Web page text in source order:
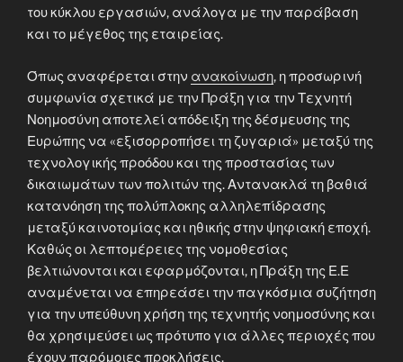
του κύκλου εργασιών, ανάλογα με την παράβαση
και το μέγεθος της εταιρείας.
Όπως αναφέρεται στην ανακοίνωση, η προσωρινή
συμφωνία σχετικά με την Πράξη για την Τεχνητή
Νοημοσύνη αποτελεί απόδειξη της δέσμευσης της
Ευρώπης να «εξισορροπήσει τη ζυγαριά» μεταξύ της
τεχνολογικής προόδου και της προστασίας των
δικαιωμάτων των πολιτών της. Αντανακλά τη βαθιά
κατανόηση της πολύπλοκης αλληλεπίδρασης
μεταξύ καινοτομίας και ηθικής στην ψηφιακή εποχή.
Καθώς οι λεπτομέρειες της νομοθεσίας
βελτιώνονται και εφαρμόζονται, η Πράξη της Ε.Ε
αναμένεται να επηρεάσει την παγκόσμια συζήτηση
για την υπεύθυνη χρήση της τεχνητής νοημοσύνης και
θα χρησιμεύσει ως πρότυπο για άλλες περιοχές που
έχουν παρόμοιες προκλήσεις.